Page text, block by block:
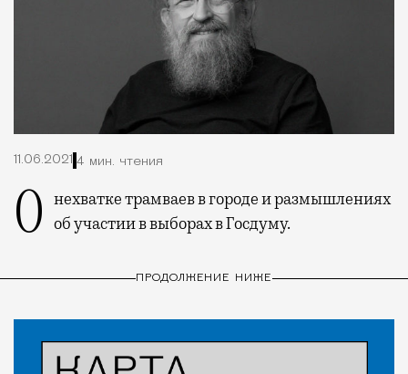
11.06.2021 4 мин. чтения
О нехватке трамваев в городе и размышлениях об участии в выборах в Госдуму.
ПРОДОЛЖЕНИЕ НИЖЕ